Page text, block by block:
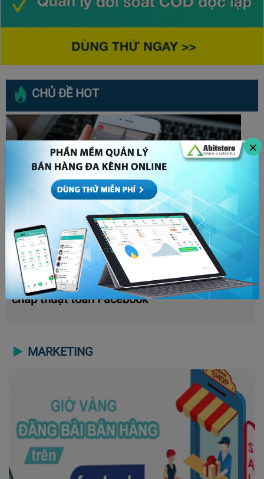
×
CHỦ ĐỀ HOT
Bóp tương tác là gì? Cách để x5 tương tác bất
chấp thuật toán Facebook
MARKETING